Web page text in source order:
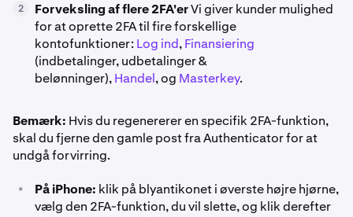
2 Forveksling af flere 2FA'erVi giver kunder mulighed
for at oprette 2FA til fire forskellige
kontofunktioner: Log ind,Finansiering
(indbetalinger, udbetalinger &
belønninger),Handel, og Masterkey.
Bemærk: Hvis du regenererer en specifik 2FA-funktion,
skal du fjerne den gamle post fra Authenticator for at
undgå forvirring.
• På iPhone: klik på blyantikonet i øverste højre hjørne,
vælg den 2FA-funktion, du vil slette, og klik derefter